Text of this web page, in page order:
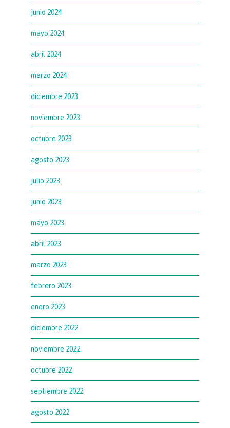
junio 2024
mayo 2024
abril 2024
marzo 2024
diciembre 2023
noviembre 2023
octubre 2023
agosto 2023
julio 2023
junio 2023
mayo 2023
abril 2023
marzo 2023
febrero 2023
enero 2023
diciembre 2022
noviembre 2022
octubre 2022
septiembre 2022
agosto 2022